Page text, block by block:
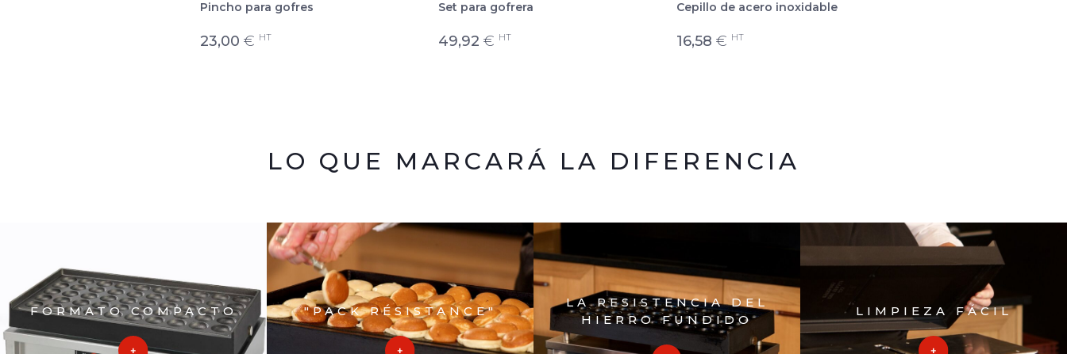
Pincho para gofres
23,00 € HT
Set para gofrera
49,92 € HT
Cepillo de acero inoxidable
16,58 € HT
LO QUE MARCARÁ LA DIFERENCIA
FORMATO COMPACTO "PACK RÉSISTANCE"
LA RESISTENCIA DEL
HIERRO FUNDIDO
LIMPIEZA FÁCIL